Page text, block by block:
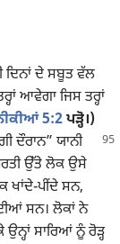
ਦਿਨਾਂ ਦੇ ਸਬੂਤ ਵੱਲ
ਆਵੇਗਾ ਜਿਸ ਤਰ੍ਹਾਂ
5:2ਪੜ੍ਹੋ।)
ਦੌਰਾਨ” ਯਾਨੀ
ਉੱਤੇ ਲੋਕ ਉਸੇ
ਖਾਂਦੇ-ਪੀਂਦੇ ਸਨ,
ਸਨ। ਲੋਕਾਂ ਨੇ
ਸਾਰਿਆਂ ਨੂੰ ਰੋੜ੍ਹ